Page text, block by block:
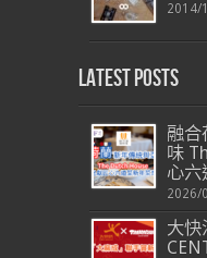
2014/
Latest Posts
融合
味
心六
2026/
大快